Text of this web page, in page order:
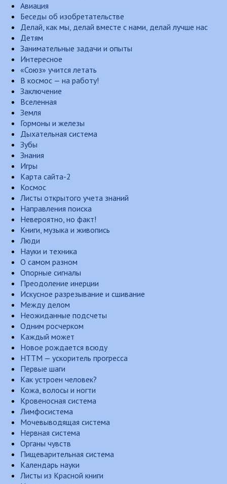
Авиация
Беседы об изобретательстве
Делай, как мы, делай вместе с нами, делай лучше нас
Детям
Занимательные задачи и опыты
Интересное
«Союз» учится летать
В космос — на работу!
Заключение
Вселенная
Земля
Гормоны и железы
Дыхательная система
Зубы
Знания
Игры
Карта сайта-2
Космос
Листы открытого учета знаний
Направления поиска
Невероятно, но факт!
Книги, музыка и живопись
Люди
Науки и техника
О самом разном
Опорные сигналы
Преодоление инерции
Искусное разрезывание и сшивание
Между делом
Неожиданные подсчеты
Одним росчерком
Каждый может
Новое рождается всюду
НТТМ — ускоритель прогресса
Первые шаги
Как устроен человек?
Кожа, волосы и ногти
Кровеносная система
Лимфосистема
Мочевыводящая система
Нервная система
Органы чувств
Пищеварительная система
Календарь науки
Листы из Красной книги